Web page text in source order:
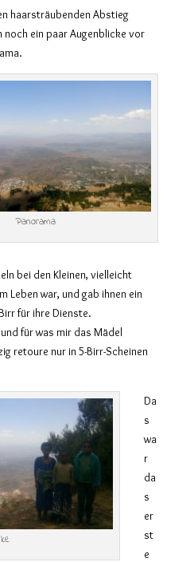
haarsträubenden Abstieg
noch ein paar Augenblicke vor
Panorama
bei den Kleinen, vielleicht
Leben war, und gab ihnen ein
für ihre Dienste.
für was mir das Mädel
retoure nur in 5-Birr-Scheinen
Da
s
wa
r
da
s
er
st
e